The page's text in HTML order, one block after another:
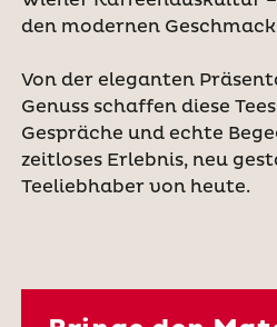
den modernen
Von der eleganten
Genuss schaffen diese
Gespräche und echte
zeitloses Erlebnis, neu
Teeliebhaber von heute.